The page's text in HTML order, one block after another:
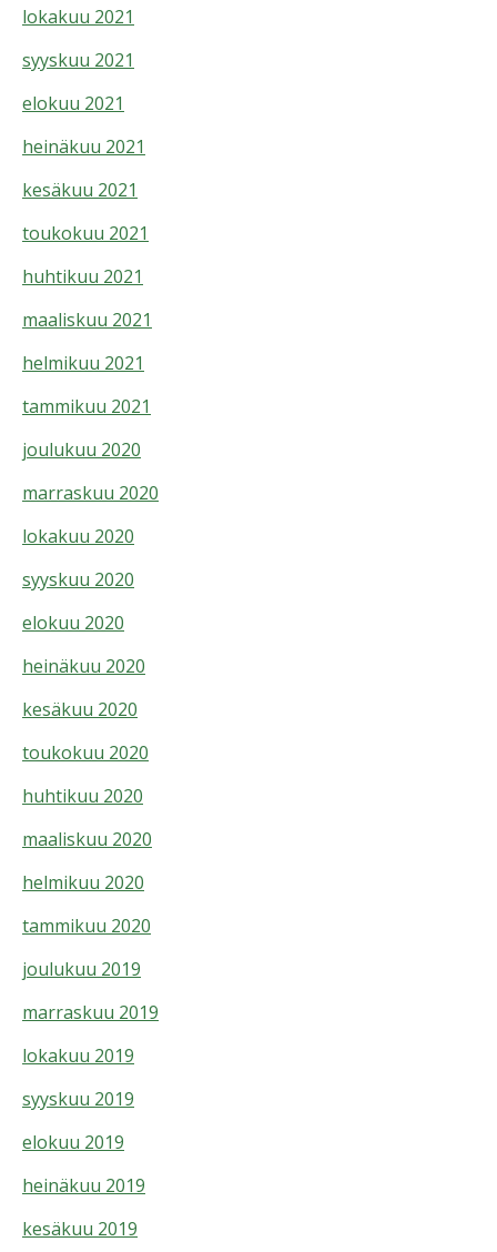
lokakuu 2021
syyskuu 2021
elokuu 2021
heinäkuu 2021
kesäkuu 2021
toukokuu 2021
huhtikuu 2021
maaliskuu 2021
helmikuu 2021
tammikuu 2021
joulukuu 2020
marraskuu 2020
lokakuu 2020
syyskuu 2020
elokuu 2020
heinäkuu 2020
kesäkuu 2020
toukokuu 2020
huhtikuu 2020
maaliskuu 2020
helmikuu 2020
tammikuu 2020
joulukuu 2019
marraskuu 2019
lokakuu 2019
syyskuu 2019
elokuu 2019
heinäkuu 2019
kesäkuu 2019